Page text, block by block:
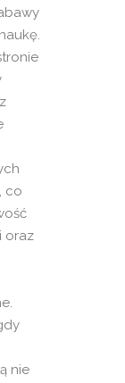
co
oraz
nie